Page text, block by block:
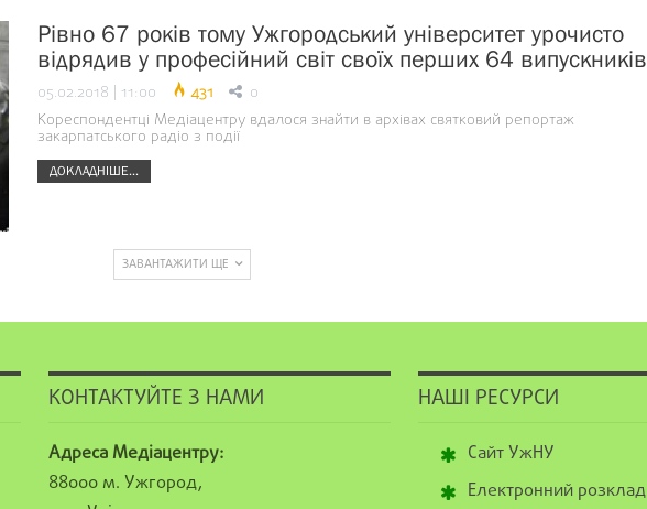
Рівно 67 років тому Ужгородський університет урочисто
відрядив у професійний світ своїх перших 64 випускників
05.02.2018 | 11:00 431 0
Кореспондентці Медіацентру вдалося знайти в архівах святковий репортаж
закарпатського радіо з події
ДОКЛАДНІШЕ...
ЗАВАНТАЖИТИ ЩЕ
КОНТАКТУЙТЕ З НАМИ
Адреса Медіацентру:
88000 м. Ужгород,
НАШІ РЕСУРСИ
Сайт УжНУ
Електронний розклад